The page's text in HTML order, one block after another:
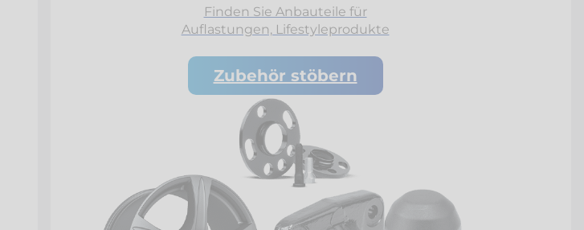
Finden Sie Anbauteile für
Auflastungen, Lifestyleprodukte
Zubehör stöbern